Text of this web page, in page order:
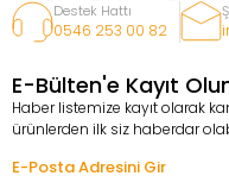
Destek Hattı
0546 253 00 82
E-Bülten'e Kayıt
Haber listemize kayıt olarak
ürünlerden ilk siz haberdar